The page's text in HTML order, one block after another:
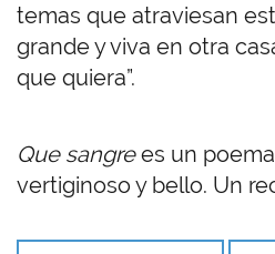
temas que atraviesan
grande y viva en otra
que quiera”.
Que sangrees un
vertiginoso y bello. Un